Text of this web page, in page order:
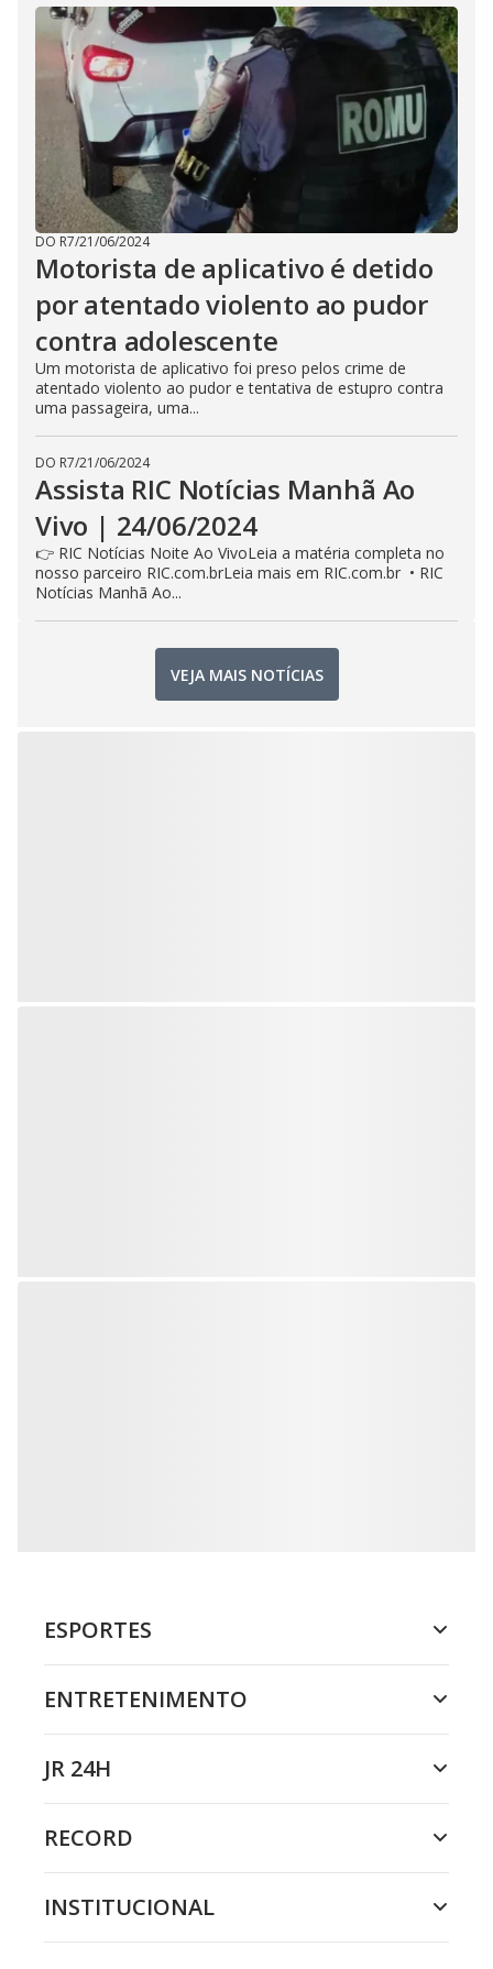
DO R7/21/06/2024
Motorista de aplicativo é detido
por atentado violento ao pudor
contra adolescente
Um motorista de aplicativo foi preso pelos crime de
atentado violento ao pudor e tentativa de estupro contra
uma passageira, uma...
DO R7/21/06/2024
Assista RIC Notícias Manhã Ao
Vivo | 24/06/2024
👉 RIC Notícias Noite Ao VivoLeia a matéria completa no
nosso parceiro RIC.com.brLeia mais em RIC.com.br • RIC
Notícias Manhã Ao...
VEJA MAIS NOTÍCIAS
ESPORTES
ENTRETENIMENTO
JR 24H
RECORD
INSTITUCIONAL